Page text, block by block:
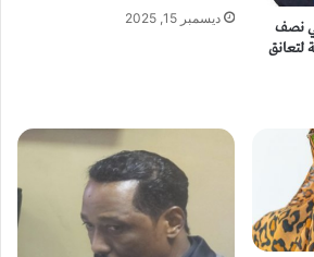
نصف
لتعانق
ديسمبر 15, 2025